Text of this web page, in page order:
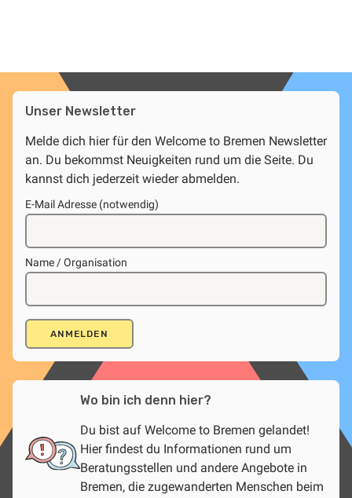
Unser Newsletter
Melde dich hier für den Welcome to Bremen Newsletter
an. Du bekommst Neuigkeiten rund um die Seite. Du
kannst dich jederzeit wieder abmelden.
E-Mail Adresse (notwendig)
Name / Organisation
Wo bin ich denn hier?
Du bist auf Welcome to Bremen gelandet!
Hier findest du Informationen rund um
Beratungsstellen und andere Angebote in
Bremen, die zugewanderten Menschen beim